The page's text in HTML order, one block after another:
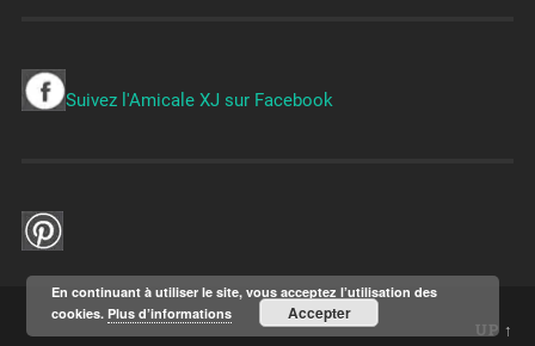
Suivez l'Amicale XJ sur Facebook
UP ↑
En continuant à utiliser le site, vous acceptez l’utilisation des
cookies.Plus d’informations Accepter